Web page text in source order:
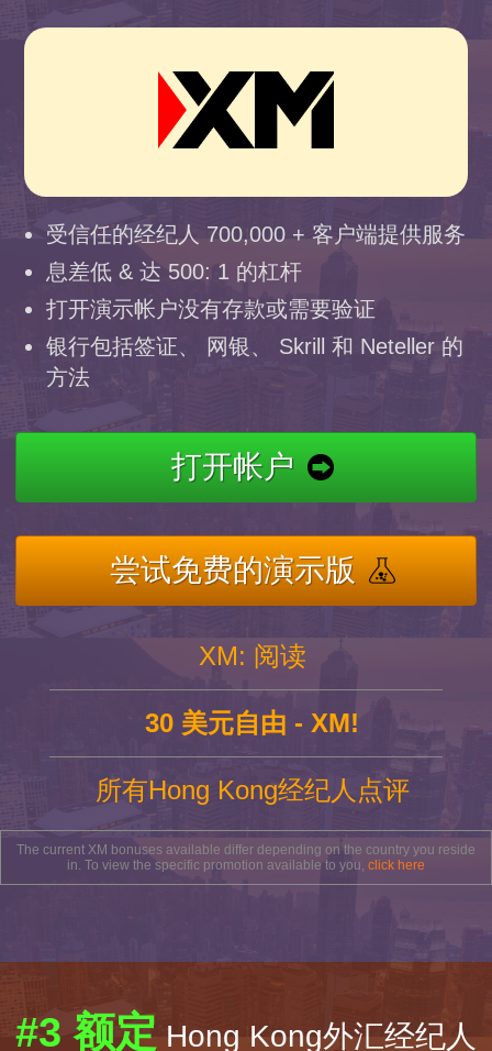
受信任的经纪人 700,000 + 客户端提供服务
息差低 & 达 500: 1 的杠杆
打开演示帐户没有存款或需要验证
银行包括签证、 网银、 Skrill 和 Neteller 的
方法
打开帐户
尝试免费的演示版
XM: 阅读
30 美元自由 - XM!
所有Hong Kong经纪人点评
The current XM bonuses available differ depending on the country you reside
in. To view the specific promotion available to you, click here
#3 额定Hong Kong外汇经纪人